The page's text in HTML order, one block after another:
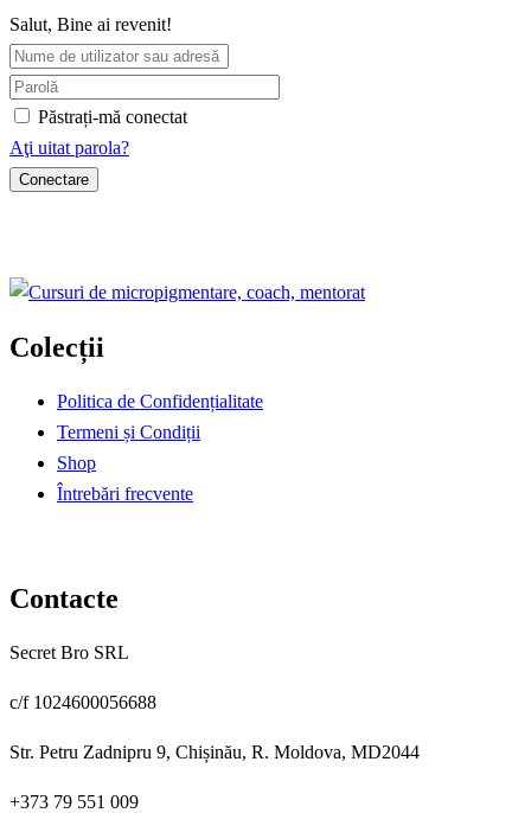
Salut, Bine ai revenit!
Păstrați-mă conectat
Aţi uitat parola?
Conectare
Colecții
Politica de Confidențialitate
Termeni și Condiții
Shop
Întrebări frecvente
Contacte
Secret Bro SRL
c/f 1024600056688
Str. Petru Zadnipru 9, Chișinău, R. Moldova, MD2044
+373 79 551 009